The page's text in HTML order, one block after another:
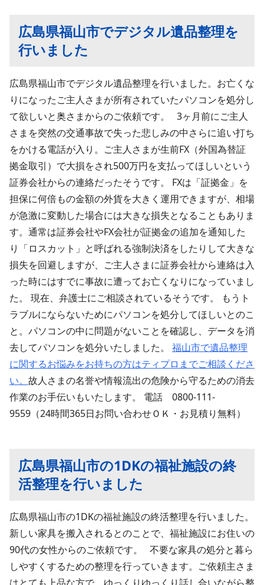
広島県福山市でデジタル遺品整理を
行いました
広島県福山市でデジタル遺品整理を行いました。お亡くな
りになったご主人さまが所有されていたパソコンを処分し
て欲しいと奥さまからのご依頼です。 3ヶ月前にご主人
さまを突然の交通事故で失った悲しみの中さらに追い打ち
をかける電話が入り。ご主人さまが生前FX（外国為替証
拠金取引）で大損をされ500万円を支払ってほしいという
証券会社からの連絡だったそうです。 FXは「証拠金」を
担保に何倍もの金額の外貨を大きく運用できますが、相場
が急激に変動した場合には大きな損失となることもありま
す。通常は証券会社やFX会社が証拠金の追加を通知した
り「ロスカット」と呼ばれる強制決済をしたりして大きな
損失を回避しますが、ご主人さまに証券会社から連絡は入
った時にはすでに事故に遭ってお亡くなりになっていまし
た。 現在、弁護士にご相談されているそうです。 もうト
ラブルにならないためにパソコンを処分してほしいとのこ
と。パソコンの中に問題がないことを確認し、データを消
去してパソコンを処分いたしました。 福山市で遺品整理
に関するお悩みをお持ちの方はティプロまでご相談くださ
い。 故人さまの名誉や情報流出の危険から守るための消去
作業のお手伝いもいたします。 電話 0800-111-
9559（24時間365日お問い合わせＯＫ・お見積り無料）
広島県福山市の1DKの福祉施設の終
活整理を行いました
広島県福山市の1DKの福祉施設の終活整理を行いました。
新しい家具を搬入されるとのことで、福祉施設にお住いの
90代の女性からのご依頼です。 不要な家具の処分と暮ら
しやすくするための整理を行っていきます。ご依頼主さま